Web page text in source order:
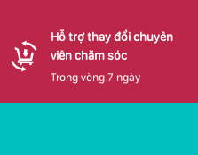
Hỗ trợ thay đổi chuyên
viên chăm sóc
Trong vòng 7 ngày